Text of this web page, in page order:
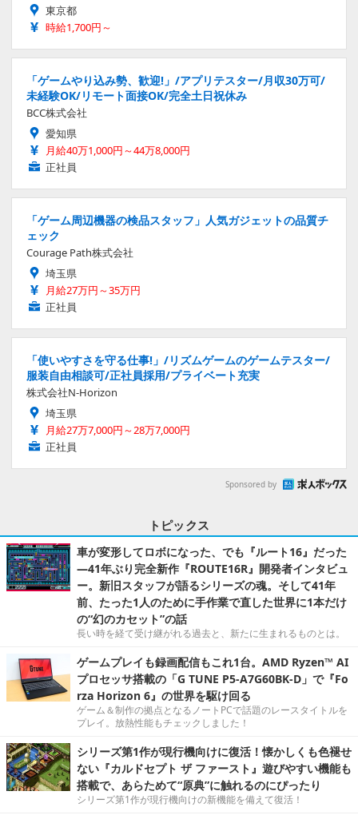
東京都
時給1,700円～
「ゲームやり込み勢、歓迎!」/アプリテスター/月収30万可/
未経験OK/リモート面接OK/完全土日祝休み
BCC株式会社
愛知県
月給40万1,000円～44万8,000円
正社員
「ゲーム周辺機器の検品スタッフ」人気ガジェットの品質チ
ェック
Courage Path株式会社
埼玉県
月給27万円～35万円
正社員
「使いやすさを守る仕事!」/リズムゲームのゲームテスター/
服装自由相談可/正社員採用/プライベート充実
株式会社N-Horizon
埼玉県
月給27万7,000円～28万7,000円
正社員
Sponsored by
トピックス
車が変形してロボになった、でも『ルート16』だった
―41年ぶり完全新作『ROUTE16R』開発者インタビュ
ー。新旧スタッフが語るシリーズの魂。そして41年
前、たった1人のために手作業で直した世界に1本だけ
の“幻のカセット”の話
長い時を経て受け継がれる過去と、新たに生まれるものとは。
ゲームプレイも録画配信もこれ1台。AMD Ryzen™ AI
プロセッサ搭載の「G TUNE P5-A7G60BK-D」で『Fo
rza Horizon 6』の世界を駆け回る
ゲーム＆制作の拠点となるノートPCで話題のレースタイトルを
プレイ。放熱性能もチェックしました！
シリーズ第1作が現行機向けに復活！懐かしくも色褪せ
ない『カルドセプト ザ ファースト』遊びやすい機能も
搭載で、あらためて“原典”に触れるのにぴったり
シリーズ第1作が現行機向けの新機能を備えて復活！